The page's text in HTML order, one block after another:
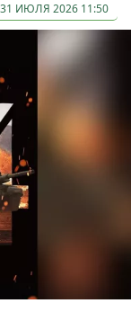
31 ИЮЛЯ 2026 11:50